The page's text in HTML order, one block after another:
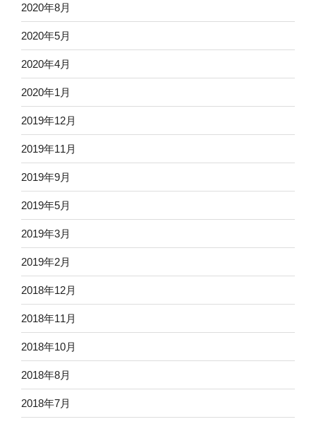
2020年8月
2020年5月
2020年4月
2020年1月
2019年12月
2019年11月
2019年9月
2019年5月
2019年3月
2019年2月
2018年12月
2018年11月
2018年10月
2018年8月
2018年7月